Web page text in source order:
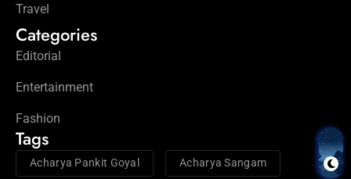
Travel
Categories
Editorial
Entertainment
Fashion
Tags
Acharya Pankit Goyal Acharya Sangam